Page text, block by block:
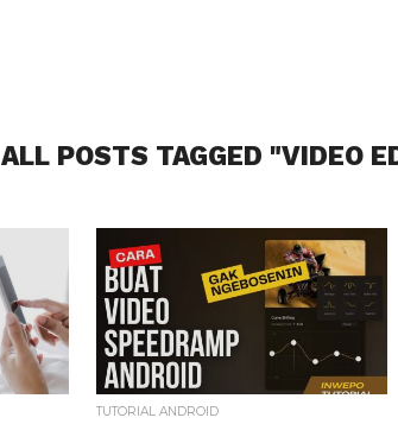
ALL POSTS TAGGED "VIDEO
TUTORIAL ANDROID